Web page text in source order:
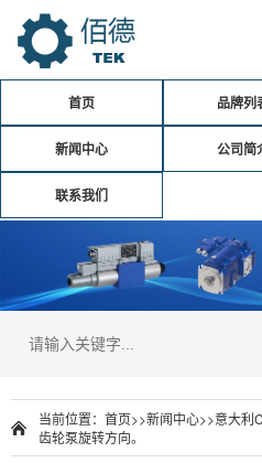
首页 品牌列
新闻中心 公司简
联系我们
当前位置： 首页>>新闻中心>>意大利
齿轮泵旋转方向。